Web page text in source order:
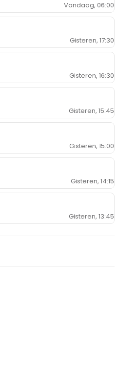
Vandaag, 06:00
Gisteren, 17:30
Gisteren, 16:30
Gisteren, 15:45
Gisteren, 15:00
Gisteren, 14:15
Gisteren, 13:45